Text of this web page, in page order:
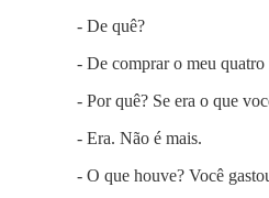
- De quê?
- De comprar o meu quatro
- Por quê? Se era o que
- Era. Não é mais.
- O que houve? Você